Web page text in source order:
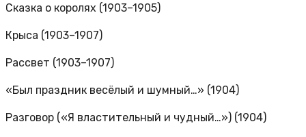
Сказка о королях (1903–1905)
Крыса (1903–1907)
Рассвет (1903–1907)
«Был праздник весёлый и шумный…» (1904)
Разговор («Я властительный и чудный…») (1904)